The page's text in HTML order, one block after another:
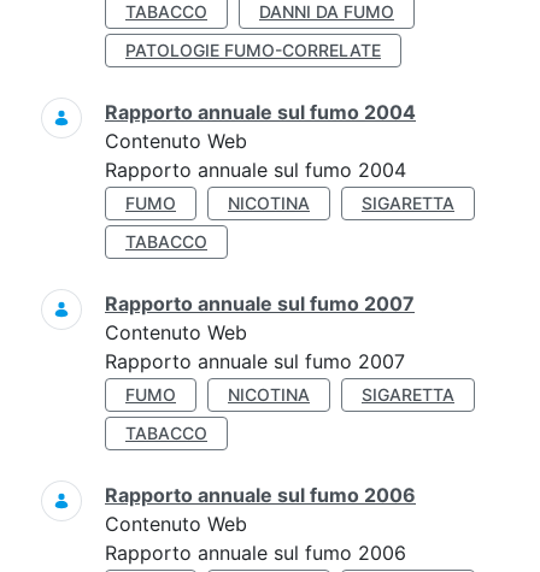
TABACCO
DANNI DA FUMO
PATOLOGIE FUMO-CORRELATE
Rapporto annuale sul fumo 2004
Contenuto Web
Rapporto annuale sul fumo 2004
FUMO NICOTINA
SIGARETTA
TABACCO
Rapporto annuale sul fumo 2007
Contenuto Web
Rapporto annuale sul fumo 2007
FUMO NICOTINA
SIGARETTA
TABACCO
Rapporto annuale sul fumo 2006
Contenuto Web
Rapporto annuale sul fumo 2006